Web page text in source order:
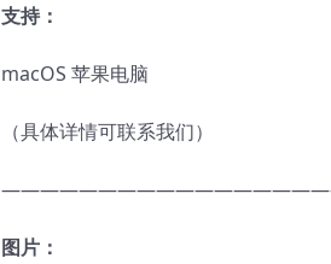
支持：
macOS 苹果电脑
（具体详情可联系我们）
图片：